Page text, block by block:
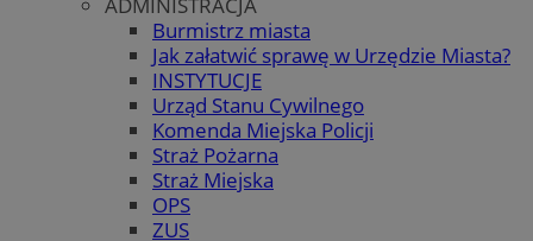
Burmistrz miasta
Jak załatwić sprawę w Urzędzie Miasta?
INSTYTUCJE
Urząd Stanu Cywilnego
Komenda Miejska Policji
Straż Pożarna
Straż Miejska
OPS
ZUS